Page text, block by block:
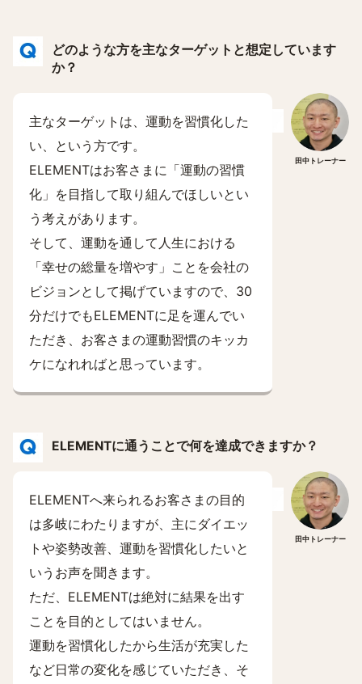
どのような方を主なターゲットと想定しています
か？
田中トレーナー
主なターゲットは、運動を習慣化した
い、という方です。
ELEMENTはお客さまに「運動の習慣
化」を目指して取り組んでほしいとい
う考えがあります。
そして、運動を通して人生における
「幸せの総量を増やす」ことを会社の
ビジョンとして掲げていますので、30
分だけでもELEMENTに足を運んでい
ただき、お客さまの運動習慣のキッカ
ケになれればと思っています。
ELEMENTに通うことで何を達成できますか？
田中トレーナー
ELEMENTへ来られるお客さまの目的
は多岐にわたりますが、主にダイエッ
トや姿勢改善、運動を習慣化したいと
いうお声を聞きます。
ただ、ELEMENTは絶対に結果を出す
ことを目的としてはいません。
運動を習慣化したから生活が充実した
など日常の変化を感じていただき、そ